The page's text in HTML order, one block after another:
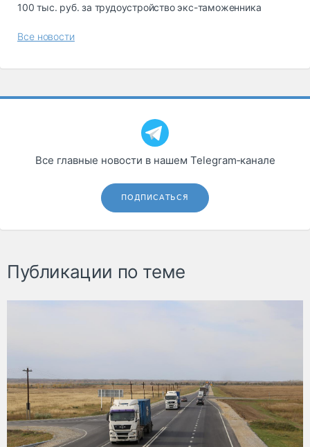
100 тыс. руб. за трудоустройство экс-таможенника
Все новости
Все главные новости в нашем Telegram‑канале
ПОДПИСАТЬСЯ
Публикации по теме